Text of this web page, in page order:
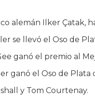
alemán Ilker Çatak,
se llevó el Oso de
ganó el premio al
ganó el Oso de
y Tom Courtenay.